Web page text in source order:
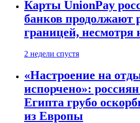
Карты UnionPay
банков продолжают
границей,
2 недели спустя
«Настроение на
испорчено»:
Египта грубо
из Европы